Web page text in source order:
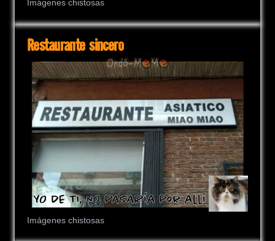
Imágenes chistosas
Restaurante sincero
Imágenes chistosas